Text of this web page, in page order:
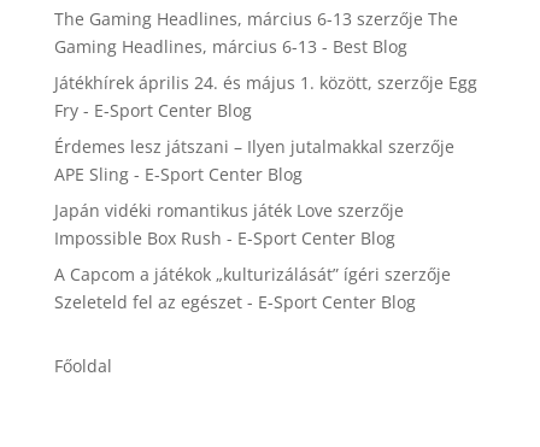
The Gaming Headlines, március 6-13 szerzője The
Gaming Headlines, március 6-13 - Best Blog
Játékhírek április 24. és május 1. között, szerzője Egg
Fry - E-Sport Center Blog
Érdemes lesz játszani – Ilyen jutalmakkal szerzője
APE Sling - E-Sport Center Blog
Japán vidéki romantikus játék Love szerzője
Impossible Box Rush - E-Sport Center Blog
A Capcom a játékok „kulturizálását” ígéri szerzője
Szeleteld fel az egészet - E-Sport Center Blog
Főoldal